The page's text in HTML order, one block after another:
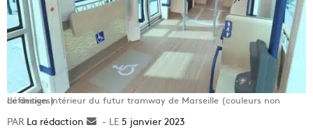
Le design intérieur du futur tramway de Marseille (couleurs non définitives)
La rédaction
Envoyer5 janvier 2023